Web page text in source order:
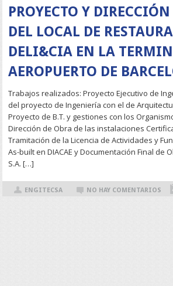
PROYECTO Y
DEL LOCAL DE
DELI&CIA EN LA
AEROPUERTO DE
Trabajos realizados: Proyecto Ejecutivo de
del proyecto de Ingeniería con el de
Proyecto de B.T. y gestiones con los
Dirección de Obra de las instalaciones
Tramitación de la Licencia de Actividades y
As-built en DIACAE y Documentación Final de
S.A. […]
ENGITECSA NO HAY COMENTARIOS